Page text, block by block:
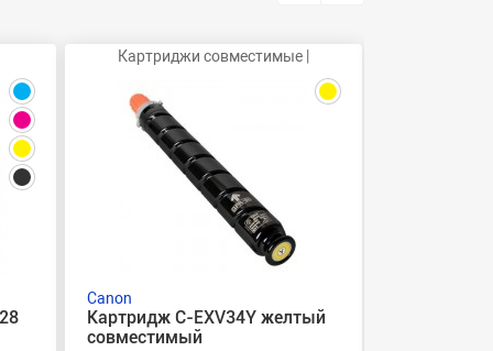
Картриджи совместимые |
Canon
Картридж C-EXV34Y желтый
совместимый